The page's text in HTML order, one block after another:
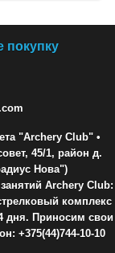
"Archery Club" •
45/1, район д.
Нова")
Archery Club:
комплекс
дня. Приносим свои
+375(44)744-10-10